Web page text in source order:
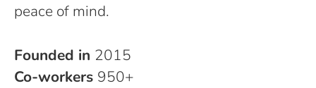
peace of mind.
Founded in 2015
Co-workers 950+